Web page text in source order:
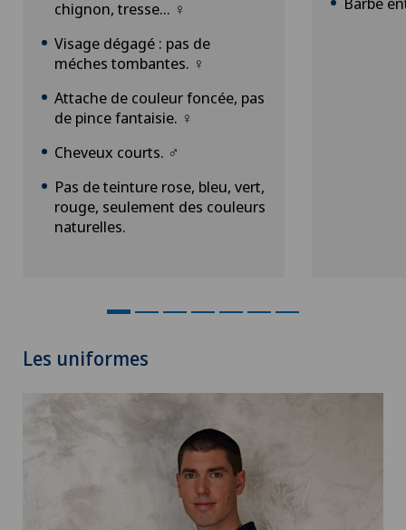
chignon, tresse... ♀
Visage dégagé : pas de
méches tombantes. ♀
Attache de couleur foncée, pas
de pince fantaisie. ♀
Cheveux courts. ♂
Pas de teinture rose, bleu, vert,
rouge, seulement des couleurs
naturelles.
Les uniformes